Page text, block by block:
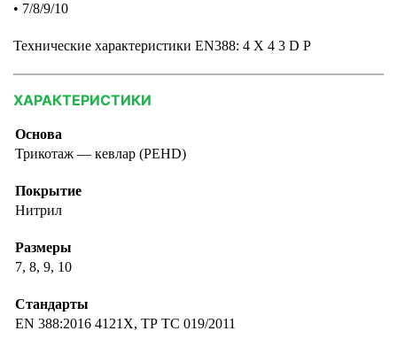
• 7/8/9/10
Технические характеристики EN388: 4 Х 4 3 D P
ХАРАКТЕРИСТИКИ
Основа
Трикотаж — кевлар (PEHD)
Покрытие
Нитрил
Размеры
7, 8, 9, 10
Стандарты
EN 388:2016 4121Х, ТР ТС 019/2011